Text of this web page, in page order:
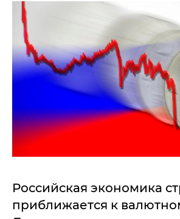
Российская экономика
приближается к